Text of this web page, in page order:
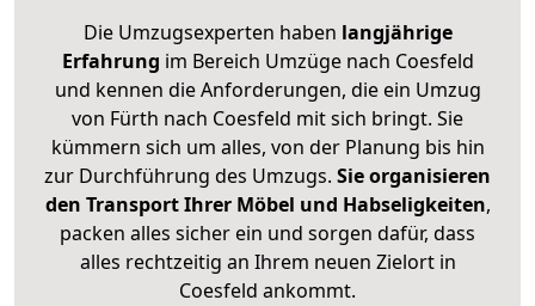
Die Umzugsexperten haben langjährige
Erfahrung im Bereich Umzüge nach Coesfeld
und kennen die Anforderungen, die ein Umzug
von Fürth nach Coesfeld mit sich bringt. Sie
kümmern sich um alles, von der Planung bis hin
zur Durchführung des Umzugs. Sie organisieren
den Transport Ihrer Möbel und Habseligkeiten,
packen alles sicher ein und sorgen dafür, dass
alles rechtzeitig an Ihrem neuen Zielort in
Coesfeld ankommt.